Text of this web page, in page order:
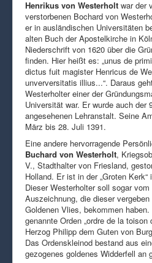
Henrikus von Westerholt war der
verstorbenen Bochard von
er in ausländischen Universitäten
alten Buch der Apostelkirche in
Niederschrift von 1620 über die
finden. Hier heißt es: „unus de
dictus fuit magister Henricus de
unverversitatis illius...“. Daraus
Westerholter einer der
Universität war. Er wurde auch der
angesehenen Lehranstalt. Seine
März bis 28. Juli 1391.
Eine andere hervorragende
Buchard von Westerholt,
V., Stadthalter von Friesland,
Holland. Er ist in der „Groten
Dieser Westerholter soll sogar
Auszeichnung, die dieser
Goldenen Vlies, bekommen
genannte Orden „ordre de la toison
Herzog Philipp dem Guten von
Das Ordenskleinod bestand aus
gezogenes goldenes Widderfell an